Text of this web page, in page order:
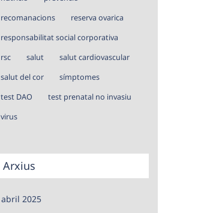
recomanacions
reserva ovarica
responsabilitat social corporativa
rsc
salut
salut cardiovascular
salut del cor
símptomes
test DAO
test prenatal no invasiu
virus
Arxius
abril 2025